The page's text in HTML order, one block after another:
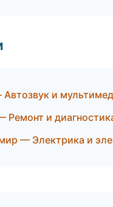
и
Ремонт и
— Электрика и